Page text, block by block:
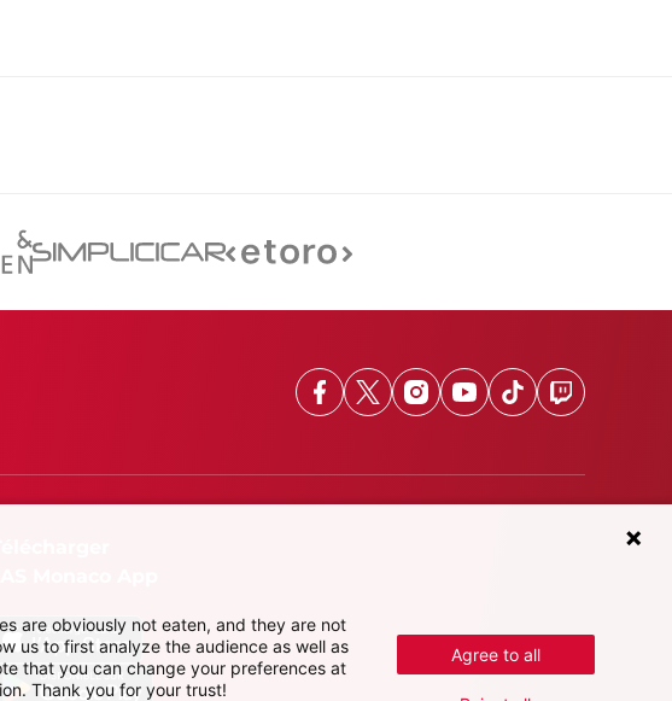
Facebook
X Instagram
Youtube
TikTokTwitch
are obviously not eaten, and they are not
us to first analyze the audience as well as
that you can change your preferences at
Thank you for your trust!
Agree to all